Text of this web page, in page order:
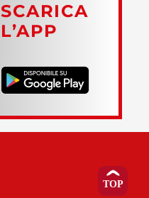
SCARICA
L’APP